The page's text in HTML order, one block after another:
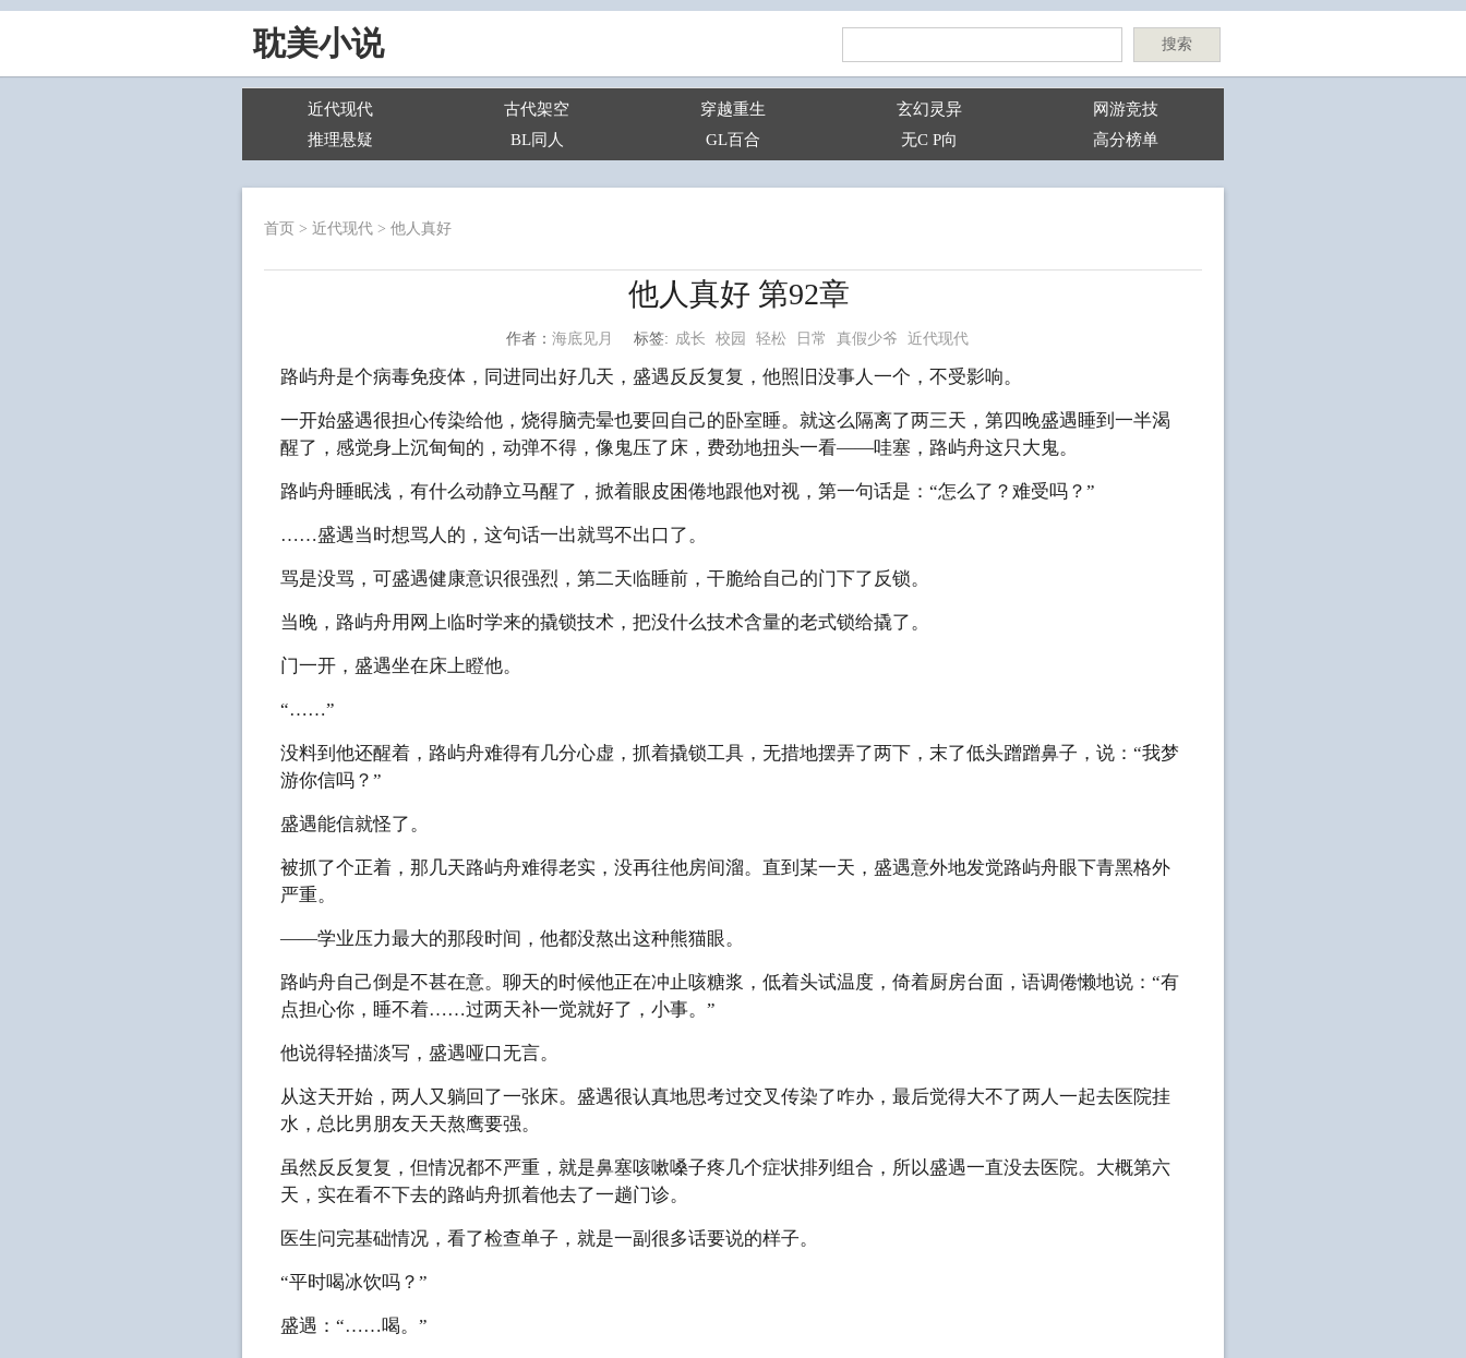
耽美小说 搜索
近代现代 古代架空 穿越重生 玄幻灵异
网游竞技
推理悬疑
BL同人 GL百合 无C P向 高分榜单
首页 > 近代现代 > 他人真好
他人真好 第92章
作者： 海底见月 标签: 成长 校园 轻松 日常 真假少爷 近代现代
路屿舟是个病毒免疫体，同进同出好几天，盛遇反反复复，他照旧没事人一个，不受影响。
一开始盛遇很担心传染给他，烧得脑壳晕也要回自己的卧室睡。就这么隔离了两三天，第四晚盛遇睡到一半渴
醒了，感觉身上沉甸甸的，动弹不得，像鬼压了床，费劲地扭头一看——哇塞，路屿舟这只大鬼。
路屿舟睡眠浅，有什么动静立马醒了，掀着眼皮困倦地跟他对视，第一句话是：“怎么了？难受吗？”
……盛遇当时想骂人的，这句话一出就骂不出口了。
骂是没骂，可盛遇健康意识很强烈，第二天临睡前，干脆给自己的门下了反锁。
当晚，路屿舟用网上临时学来的撬锁技术，把没什么技术含量的老式锁给撬了。
门一开，盛遇坐在床上瞪他。
“……”
没料到他还醒着，路屿舟难得有几分心虚，抓着撬锁工具，无措地摆弄了两下，末了低头蹭蹭鼻子，说：“我梦
游你信吗？”
盛遇能信就怪了。
被抓了个正着，那几天路屿舟难得老实，没再往他房间溜。直到某一天，盛遇意外地发觉路屿舟眼下青黑格外
严重。
——学业压力最大的那段时间，他都没熬出这种熊猫眼。
路屿舟自己倒是不甚在意。聊天的时候他正在冲止咳糖浆，低着头试温度，倚着厨房台面，语调倦懒地说：“有
点担心你，睡不着……过两天补一觉就好了，小事。”
他说得轻描淡写，盛遇哑口无言。
从这天开始，两人又躺回了一张床。盛遇很认真地思考过交叉传染了咋办，最后觉得大不了两人一起去医院挂
水，总比男朋友天天熬鹰要强。
虽然反反复复，但情况都不严重，就是鼻塞咳嗽嗓子疼几个症状排列组合，所以盛遇一直没去医院。大概第六
天，实在看不下去的路屿舟抓着他去了一趟门诊。
医生问完基础情况，看了检查单子，就是一副很多话要说的样子。
“平时喝冰饮吗？”
盛遇：“……喝。”